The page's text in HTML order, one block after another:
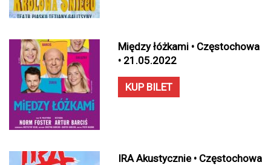
Między łóżkami • Częstochowa
• 21.05.2022
KUP BILET
IRA Akustycznie • Częstochowa